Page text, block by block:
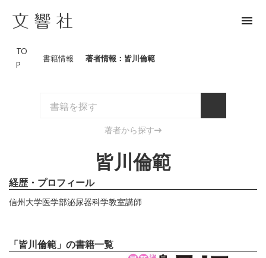
menu
TO
P
書籍情報 著者情報：皆川倫範
著者から探す
皆川倫範
経歴・プロフィール
信州大学医学部泌尿器科学教室講師
「皆川倫範」の書籍一覧